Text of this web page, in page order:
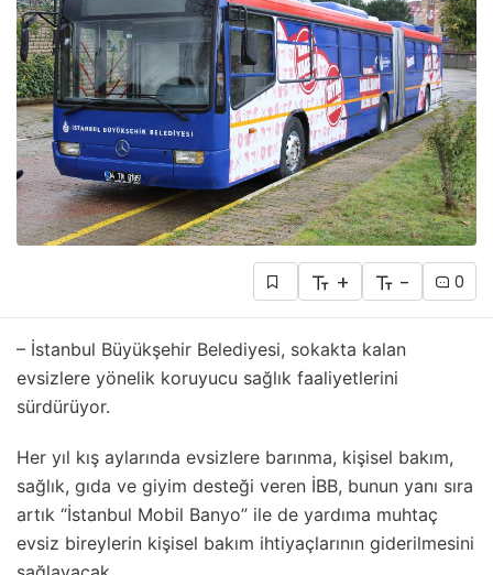
+ - 0
– İstanbul Büyükşehir Belediyesi, sokakta kalan
evsizlere yönelik koruyucu sağlık faaliyetlerini
sürdürüyor.
Her yıl kış aylarında evsizlere barınma, kişisel bakım,
sağlık, gıda ve giyim desteği veren İBB, bunun yanı sıra
artık “İstanbul Mobil Banyo” ile de yardıma muhtaç
evsiz bireylerin kişisel bakım ihtiyaçlarının giderilmesini